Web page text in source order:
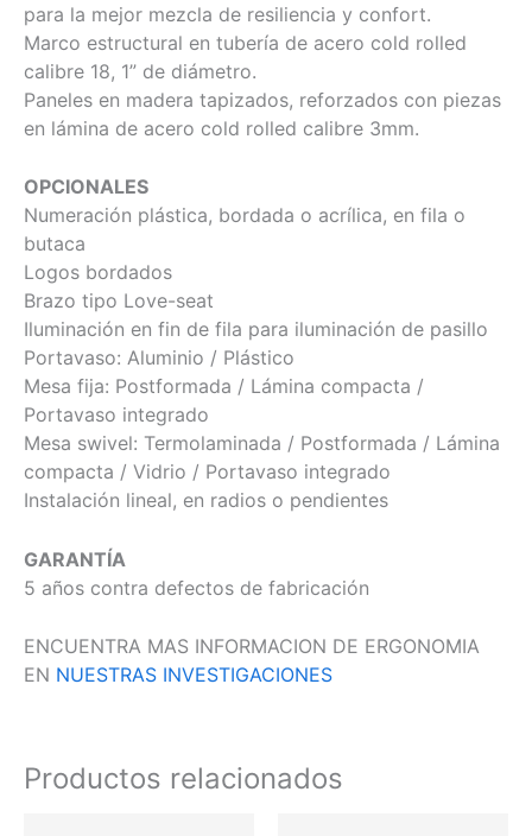
para la mejor mezcla de resiliencia y confort.
Marco estructural en tubería de acero cold rolled
calibre 18, 1” de diámetro.
Paneles en madera tapizados, reforzados con piezas
en lámina de acero cold rolled calibre 3mm.
OPCIONALES
Numeración plástica, bordada o acrílica, en fila o
butaca
Logos bordados
Brazo tipo Love-seat
Iluminación en fin de fila para iluminación de pasillo
Portavaso: Aluminio / Plástico
Mesa fija: Postformada / Lámina compacta /
Portavaso integrado
Mesa swivel: Termolaminada / Postformada / Lámina
compacta / Vidrio / Portavaso integrado
Instalación lineal, en radios o pendientes
GARANTÍA
5 años contra defectos de fabricación
ENCUENTRA MAS INFORMACION DE ERGONOMIA
EN NUESTRAS INVESTIGACIONES
Productos relacionados